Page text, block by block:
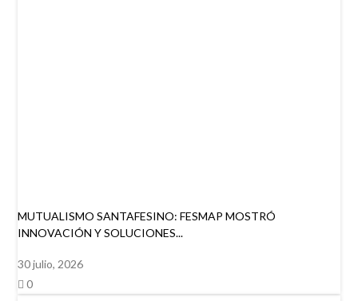
MUTUALISMO SANTAFESINO: FESMAP MOSTRÓ
INNOVACIÓN Y SOLUCIONES...
30 julio, 2026
0